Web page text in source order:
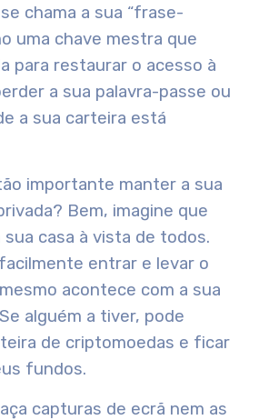
chama a sua “frase-
uma chave mestra que
para restaurar o acesso à
a sua palavra-passe ou
a sua carteira está
importante manter a sua
Bem, imagine que
sua casa à vista de todos.
entrar e levar o
acontece com a sua
alguém a tiver, pode
de criptomoedas e ficar
fundos.
capturas de ecrã nem as